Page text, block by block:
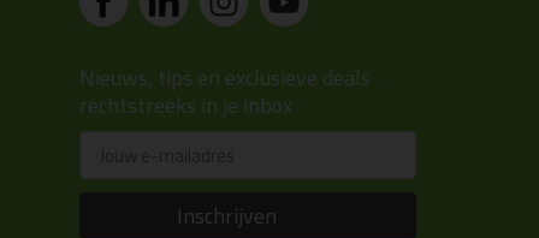
Nieuws, tips en exclusieve deals
rechtstreeks in je inbox
Inschrijven